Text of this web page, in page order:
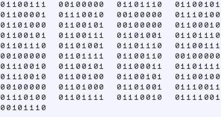
01100111 00100000 01101110 01100101
01100001 01110010 00100000 01110100
01101000 01100101 00100000 01100010
01100101 01100111 01101001 01101110
01101110 01101001 01101110 01100111
00100000 01101111 01100110 00100000
01110010 01100101 01100011 01101111
01110010 01100100 01100101 01100100
00100000 01101000 01101001 01110011
01110100 01101111 01110010 01111001
00101110